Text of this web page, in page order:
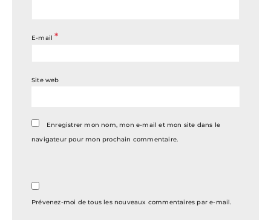
E-mail*
Site web
Enregistrer mon nom, mon e-mail et mon site dans le
navigateur pour mon prochain commentaire.
Prévenez-moi de tous les nouveaux commentaires par e-mail.